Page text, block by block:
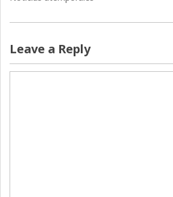
Leave a Reply